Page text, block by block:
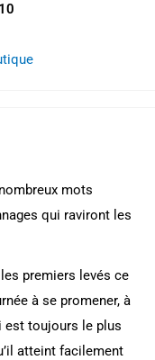
mots
qui raviront les
premiers levés ce
à se promener, à
est toujours le plus
atteint facilement